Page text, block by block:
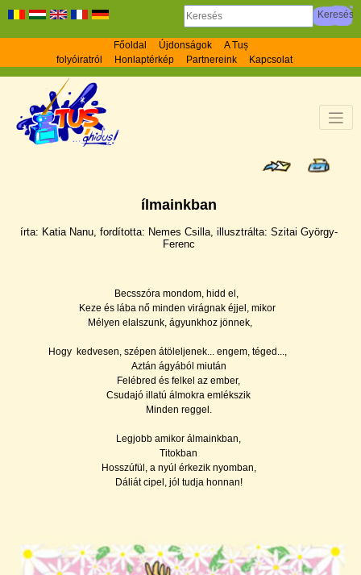
Főoldal Újdonságok
A Tuș
folyóiratról
Honlaptérkép Partnereink Kapcsolat
ílmainkban
írta: Katia Nanu, fordí­totta: Nemes Csilla, illusztrálta: Szitai György-
Ferenc
Becsszóra mondom, hidd el,
Keze és lába nő minden virágnak éjjel, mikor
Mélyen elalszunk, ágyunkhoz jönnek,
Hogy kedvesen, szépen átöleljenek... engem, téged...,
Aztán ágyából miután
Felébred és felkel az ember,
Csudajó illatú álmokra emlékszik
Minden reggel.
Legjobb amikor álmainkban,
Titokban
Hosszúfül, a nyúl érkezik nyomban,
Dáliát cipel, jól tudja honnan!